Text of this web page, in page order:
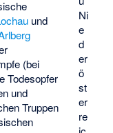
Ni
e
d
er
ö
st
er
re
und
(bei
Todesopfer
und
Truppen